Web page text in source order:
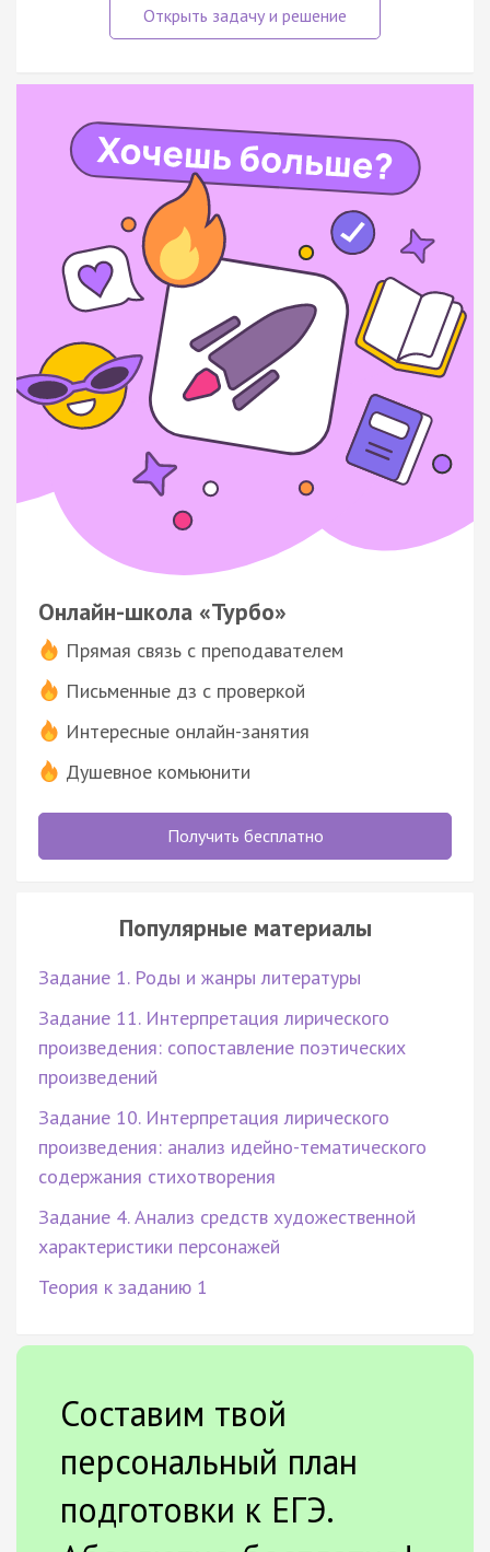
Онлайн-школа «Турбо»
Прямая связь с преподавателем
Письменные дз с проверкой
Интересные онлайн-занятия
Душевное комьюнити
Получить бесплатно
Популярные материалы
Задание 1. Роды и жанры литературы
Задание 11. Интерпретация лирического
произведения: сопоставление поэтических
произведений
Задание 10. Интерпретация лирического
произведения: анализ идейно-тематического
содержания стихотворения
Задание 4. Анализ средств художественной
характеристики персонажей
Теория к заданию 1
Составим твой
персональный план
подготовки к ЕГЭ.